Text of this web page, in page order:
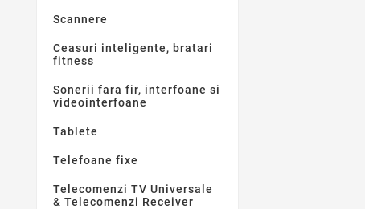
Scannere
Ceasuri inteligente, bratari
fitness
Sonerii fara fir, interfoane si
videointerfoane
Tablete
Telefoane fixe
Telecomenzi TV Universale
& Telecomenzi Receiver